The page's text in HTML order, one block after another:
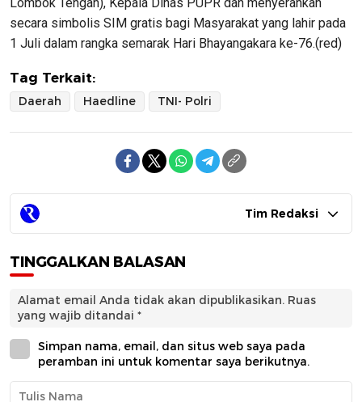
secara simbolis SIM gratis bagi Masyarakat yang lahir pada
1 Juli dalam rangka semarak Hari Bhayangakara ke-76.(red)
Tag Terkait:
Daerah Haedline TNI- Polri
Tim Redaksi
TINGGALKAN BALASAN
Alamat email Anda tidak akan dipublikasikan. Ruas
yang wajib ditandai *
Simpan nama, email, dan situs web saya pada
peramban ini untuk komentar saya berikutnya.